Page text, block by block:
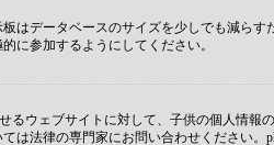
データベースのサイズを少しでも減ら
に参加するようにしてください。
ウェブサイトに対して、子供の個人情
法律の専門家にお問い合わせください。